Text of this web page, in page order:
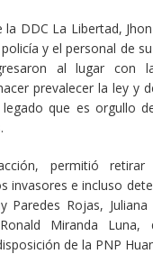
la DDC La Libertad,
y el personal de
al lugar con
prevalecer la ley y
que es orgullo
permitió
invasores e incluso
Paredes Rojas, Juliana
Miranda Luna,
de la PNP